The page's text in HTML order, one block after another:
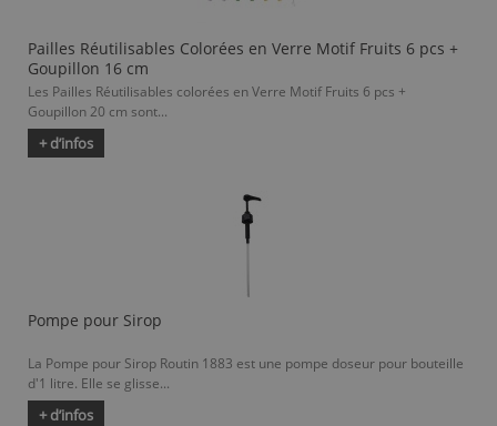
Pailles Réutilisables Colorées en Verre Motif Fruits 6 pcs +
Goupillon 16 cm
Les Pailles Réutilisables colorées en Verre Motif Fruits 6 pcs +
Goupillon 20 cm sont...
+ d’infos
Pompe pour Sirop
La Pompe pour Sirop Routin 1883 est une pompe doseur pour bouteille
d'1 litre. Elle se glisse...
+ d’infos